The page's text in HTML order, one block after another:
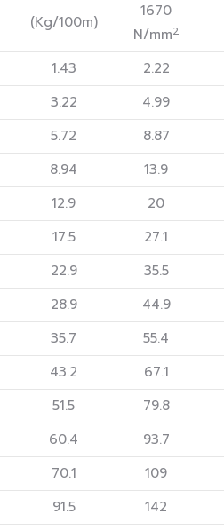
(Kg/100m)
1670
N/mm2
1.43 2.22
3.22 4.99
5.72 8.87
8.94 13.9
12.9 20
17.5 27.1
22.9 35.5
28.9 44.9
35.7 55.4
43.2 67.1
51.5 79.8
60.4 93.7
70.1 109
91.5 142